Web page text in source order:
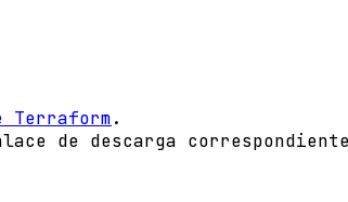
Terraform.
de descarga